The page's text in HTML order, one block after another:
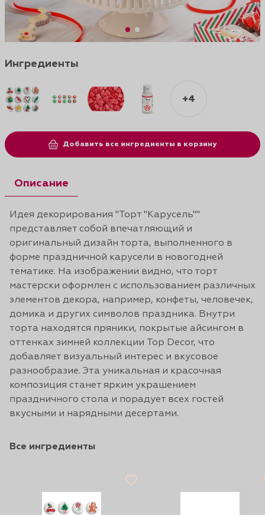
Ингредиенты
+4
Добавить все ингредиенты в корзину
Описание
Идея декорирования "Торт "Карусель""
представляет собой впечатляющий и
оригинальный дизайн торта, выполненного в
форме праздничной карусели в новогодней
тематике. На изображении видно, что торт
мастерски оформлен с использованием различных
элементов декора, например, конфеты, человечек,
домика и других символов праздника. Внутри
торта находятся пряники, покрытые айсингом в
оттенках зимней коллекции Top Decor, что
добавляет визуальный интерес и вкусовое
разнообразие. Эта уникальная и красочная
композиция станет ярким украшением
праздничного стола и порадует всех гостей
вкусными и нарядными десертами.
Все ингредиенты